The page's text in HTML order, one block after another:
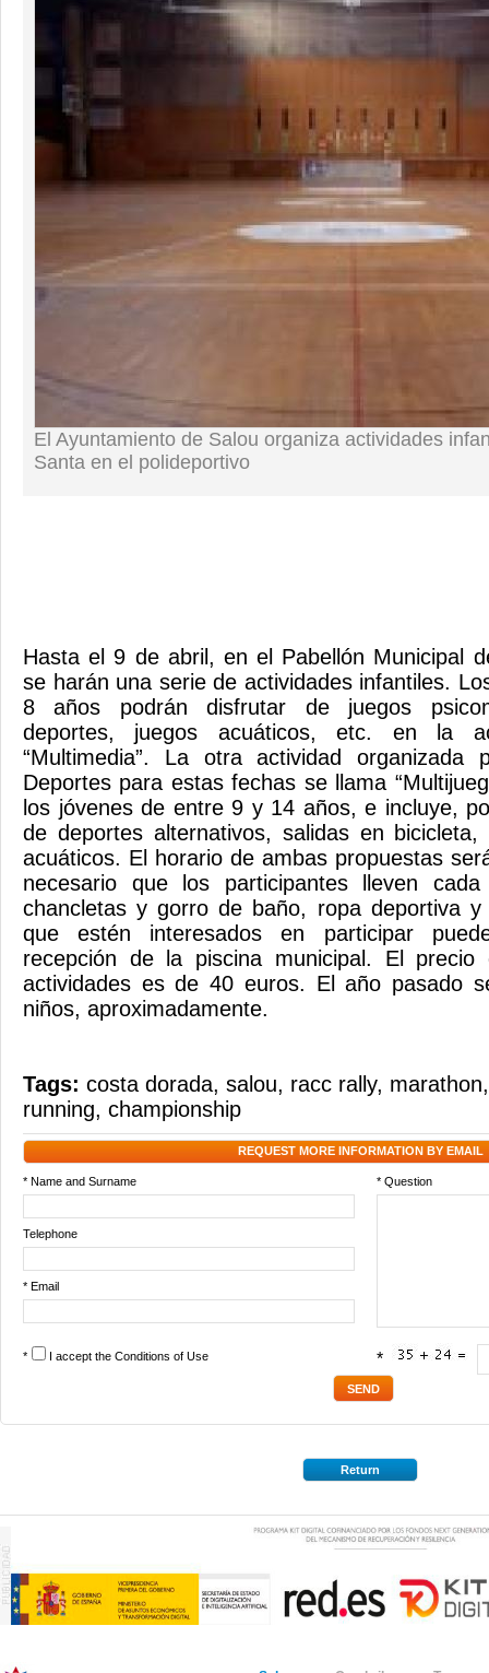
El Ayuntamiento de Salou organiza actividades
Santa en el polideportivo
Hasta el 9 de abril, en el Pabellón Municipal
se harán una serie de actividades infantiles.
8 años podrán disfrutar de juegos
deportes, juegos acuáticos, etc. en la
“Multimedia”. La otra actividad organizada
Deportes para estas fechas se llama
los jóvenes de entre 9 y 14 años, e incluye,
de deportes alternativos, salidas en
acuáticos. El horario de ambas propuestas
necesario que los participantes lleven
chancletas y gorro de baño, ropa deportiva y
que estén interesados en participar
recepción de la piscina municipal. El
actividades es de 40 euros. El año pasado
niños, aproximadamente.
Tags: costa dorada, salou, racc rally, marathon
running, championship
REQUEST MORE INFORMATION BY EMAIL
* Name and Surname * Question
Telephone
* Email
* I accept the Conditions of Use *
Return